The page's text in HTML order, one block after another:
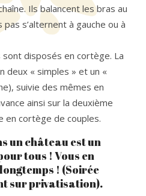
Ils balancent les bras au
s’alternent à gauche ou à
sont disposés en cortège. La
deux « simples » et un «
suivie des mêmes en
ainsi sur la deuxième
en cortège de couples.
un château est un
tous ! Vous en
! (Soirée
sur privatisation).